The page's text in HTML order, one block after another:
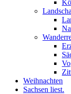
Weihnachten
Sachsen liest.